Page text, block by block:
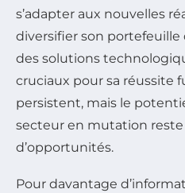
s’adapter aux nouvelles
diversifier son
des solutions
cruciaux pour sa réussite
persistent, mais le
secteur en mutation
d’opportunités.
Pour davantage